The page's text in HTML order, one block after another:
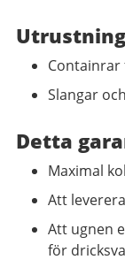
Containrar
Slangar
Detta
Maximal
Att
Att ugnen
för